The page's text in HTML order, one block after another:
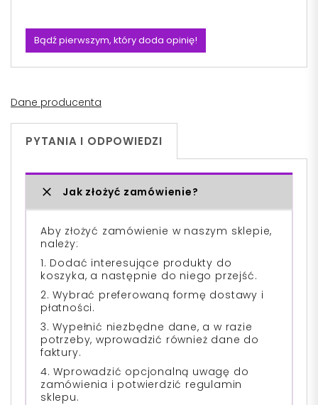
Bądź pierwszym, który doda opinię!
Dane producenta
PYTANIA I ODPOWIEDZI
Jak złożyć zamówienie?
Aby złożyć zamówienie w naszym sklepie,
należy:
1. Dodać interesujące produkty do
koszyka, a następnie do niego przejść.
2. Wybrać preferowaną formę dostawy i
płatności.
3. Wypełnić niezbędne dane, a w razie
potrzeby, wprowadzić również dane do
faktury.
4. Wprowadzić opcjonalną uwagę do
zamówienia i potwierdzić regulamin
sklepu.